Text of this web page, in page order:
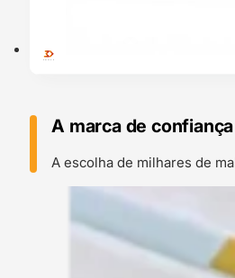
A marca de
A escolha de milhares de